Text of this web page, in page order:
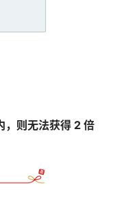
，则无法获得 2 倍